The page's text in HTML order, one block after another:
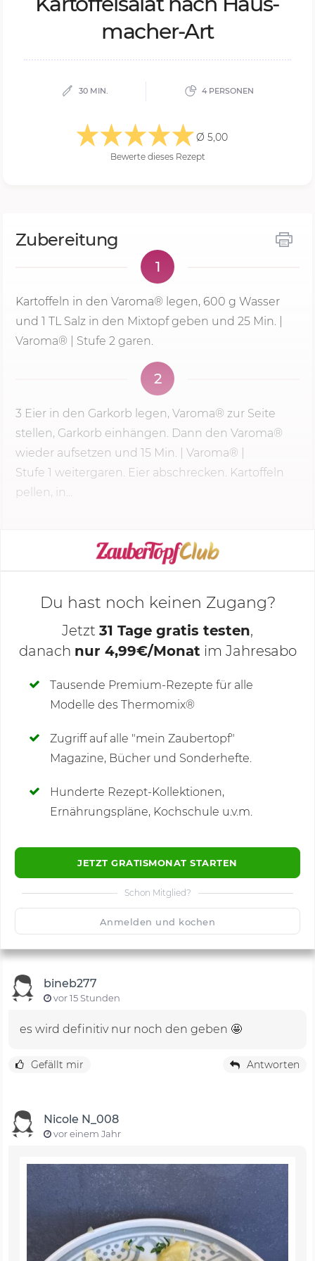
ma­cher-Art
30 MIN. 4 PERSONEN
Ø 5,00
Bewerte dieses Rezept
Zubereitung
1
Kartoffeln in den Varoma® legen, 600 g Wasser
und 1 TL Salz in den Mixtopf geben und 25 Min.
Varoma® | Stufe 2 garen.
2
3 Eier in den Garkorb legen, Varoma® zur Seite
stellen, Garkorb einhängen. Dann den Varoma®
wieder aufsetzen und 15 Min.
| Varoma® |
Stufe 1 weitergaren. Eier abschrecken. Kartoffeln
pellen, in...
KOCHMODUS STARTEN
Deine Notizen
Du hast noch keinen Zugang?
Jetzt 31 Tage gratis testen,
danach nur 4,99€/Monat im Jahresabo
Tausende Premium-Rezepte für alle
Modelle des Thermomix®
Zugriff auf alle "mein Zaubertopf"
Magazine, Bücher und Sonderhefte.
Hunderte Rezept-Kollektionen,
Ernährungspläne, Kochschule u.v.m.
JETZT GRATISMONAT STARTEN
Schon Mitglied?
Anmelden und kochen
Kommentare(4)
🙂 Speichern
bineb277
vor 15 Stunden
es wird definitiv nur noch den geben 🤩
Gefällt mir Antworten
Nicole N_008
vor einem Jahr